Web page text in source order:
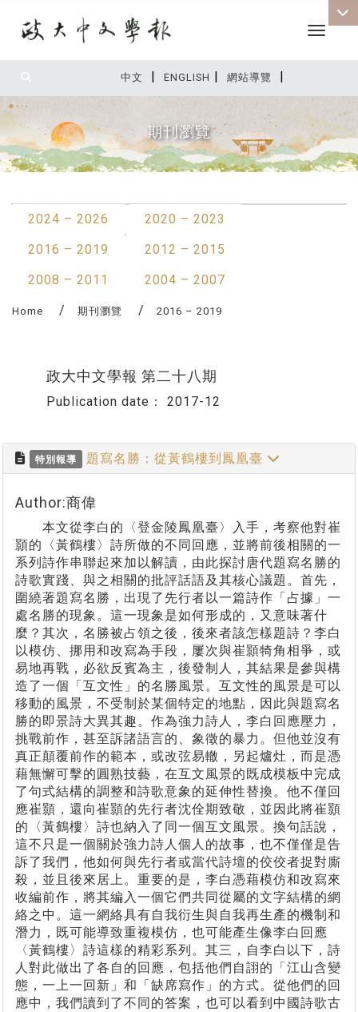
中文 | ENGLISH | 網站導覽 |
Toggle
期刊瀏覽
2024 – 2026
2020 – 2023
2016 – 2019
2012 – 2015
2008 – 2011
2004 – 2007
Home 期刊瀏覽 2016 – 2019
政大中文學報 第二十八期
Publication date： 2017-12
特別報導 題寫名勝：從黃鶴樓到鳳凰臺
Author:商偉
本文從李白的〈登金陵鳳凰臺〉入手，考察他對崔
顥的〈黃鶴樓〉詩所做的不同回應，並將前後相關的一
系列詩作串聯起來加以解讀，由此探討唐代題寫名勝的
詩歌實踐、與之相關的批評話語及其核心議題。首先，
圍繞著題寫名勝，出現了先行者以一篇詩作「占據」一
處名勝的現象。這一現象是如何形成的，又意味著什
麼？其次，名勝被占領之後，後來者該怎樣題詩？李白
以模仿、挪用和改寫為手段，屢次與崔顥犄角相爭，或
易地再戰，必欲反賓為主，後發制人，其結果是參與構
造了一個「互文性」的名勝風景。互文性的風景是可以
移動的風景，不受制於某個特定的地點，因此與題寫名
勝的即景詩大異其趣。作為強力詩人，李白回應壓力，
挑戰前作，甚至訴諸語言的、象徵的暴力。但他並沒有
真正顛覆前作的範本，或改弦易轍，另起爐灶，而是憑
藉無懈可擊的圓熟技藝，在互文風景的既成模板中完成
了句式結構的調整和詩歌意象的延伸性替換。他不僅回
應崔顥，還向崔顥的先行者沈佺期致敬，並因此將崔顥
的〈黃鶴樓〉詩也納入了同一個互文風景。換句話說，
這不只是一個關於強力詩人個人的故事，也不僅僅是告
訴了我們，他如何與先行者或當代詩壇的佼佼者捉對廝
殺，並且後來居上。重要的是，李白憑藉模仿和改寫來
收編前作，將其編入一個它們共同從屬的文字結構的網
絡之中。這一網絡具有自我衍生與自我再生產的機制和
潛力，既可能導致重複模仿，也可能產生像李白回應
〈黃鶴樓〉詩這樣的精彩系列。其三，自李白以下，詩
人對此做出了各自的回應，包括他們自詡的「江山含變
態，一上一回新」和「缺席寫作」的方式。從他們的回
應中，我們讀到了不同的答案，也可以看到中國詩歌古